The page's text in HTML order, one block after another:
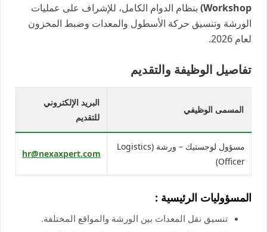
Workshop) بنظام الدوام الكامل، للإشراف على عمليات
الورشة وتنسيق حركة الأسطول والمعدات وضبط المخزون
لعام 2026.
تفاصيل الوظيفة والتقديم
المسمى الوظيفي
البريد الإلكتروني
للتقديم
مسؤول لوجستيك – ورشة (Logistics
Officer)
hr@nexaxpert.com
المسؤوليات الرئيسية :
تنسيق نقل المعدات بين الورشة والمواقع المختلفة.